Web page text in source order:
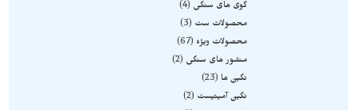
گوی های سنگی
4
محصولات ست
3
محصولات ویژه
67
منشور های سنگی
2
نگین ها
23
نگین آمیتیست
2